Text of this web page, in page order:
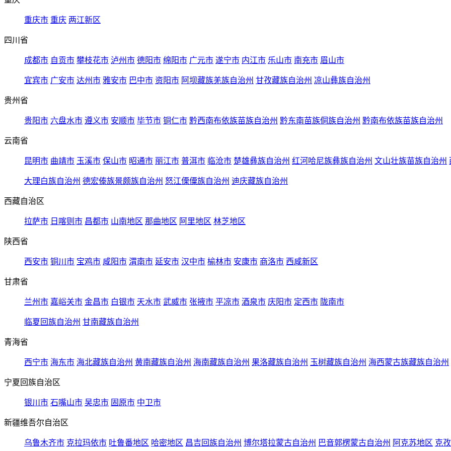
重庆市 重庆 两江新区
四川省
成都市 自贡市 攀枝花市 泸州市 德阳市 绵阳市 广元市 遂宁市 内江市 乐山市 南充市 眉山市
宜宾市 广安市 达州市 雅安市 巴中市 资阳市 阿坝藏族羌族自治州 甘孜藏族自治州 凉山彝族自治州
贵州省
贵阳市 六盘水市 遵义市 安顺市 毕节市 铜仁市 黔西南布依族苗族自治州 黔东南苗族侗族自治州 黔南布依族苗族自治州
云南省
昆明市 曲靖市 玉溪市 保山市 昭通市 丽江市 普洱市 临沧市 楚雄彝族自治州 红河哈尼族彝族自治州 文山壮族苗族自治州
大理白族自治州 德宏傣族景颇族自治州 怒江傈僳族自治州 迪庆藏族自治州
西藏自治区
拉萨市 日喀则市 昌都市 山南地区 那曲地区 阿里地区 林芝地区
陕西省
西安市 铜川市 宝鸡市 咸阳市 渭南市 延安市 汉中市 榆林市 安康市 商洛市 西咸新区
甘肃省
兰州市 嘉峪关市 金昌市 白银市 天水市 武威市 张掖市 平凉市 酒泉市 庆阳市 定西市 陇南市
临夏回族自治州 甘南藏族自治州
青海省
西宁市 海东市 海北藏族自治州 黄南藏族自治州 海南藏族自治州 果洛藏族自治州 玉树藏族自治州 海西蒙古族藏族自治州
宁夏回族自治区
银川市 石嘴山市 吴忠市 固原市 中卫市
新疆维吾尔自治区
乌鲁木齐市 克拉玛依市 吐鲁番地区 哈密地区 昌吉回族自治州 博尔塔拉蒙古自治州 巴音郭楞蒙古自治州 阿克苏地区 克